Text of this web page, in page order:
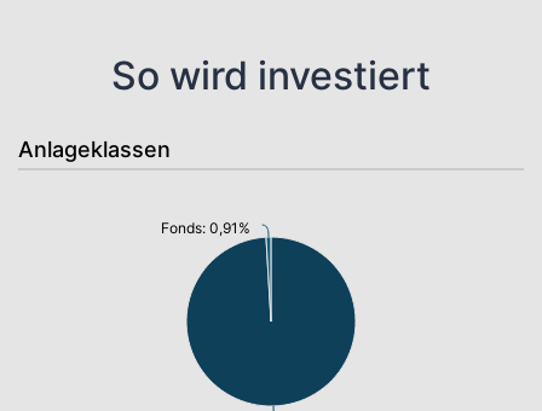
So wird investiert
Anlageklassen
Fonds: 0,91%